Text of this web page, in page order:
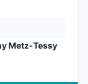
Metz-Tessy